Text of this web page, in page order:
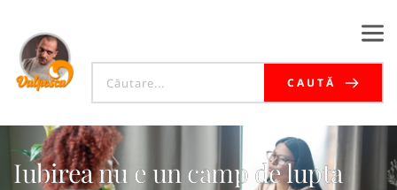
CAUTĂ
Iubirea nu e un camp de lupta